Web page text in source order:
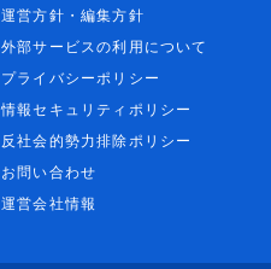
運営方針・編集方針
外部サービスの利用について
プライバシーポリシー
情報セキュリティポリシー
反社会的勢力排除ポリシー
お問い合わせ
運営会社情報